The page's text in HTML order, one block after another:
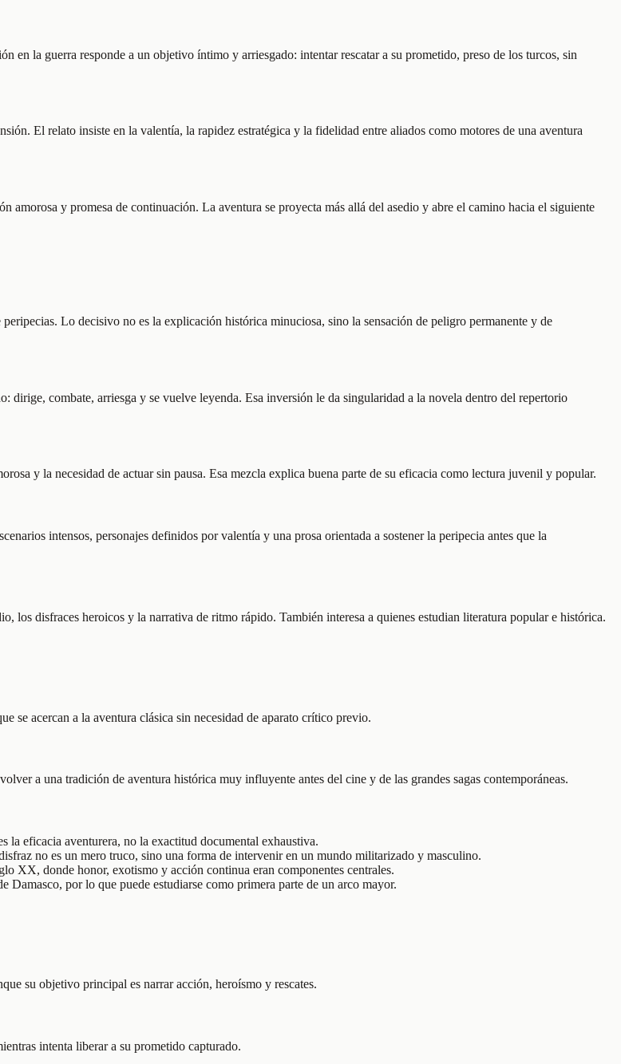
en la guerra responde a un objetivo íntimo y arriesgado: intentar rescatar a su prometido, preso de los turcos, sin
El relato insiste en la valentía, la rapidez estratégica y la fidelidad entre aliados como motores de una aventura
y promesa de continuación. La aventura se proyecta más allá del asedio y abre el camino hacia el siguiente
Lo decisivo no es la explicación histórica minuciosa, sino la sensación de peligro permanente y de
dirige, combate, arriesga y se vuelve leyenda. Esa inversión le da singularidad a la novela dentro del repertorio
y la necesidad de actuar sin pausa. Esa mezcla explica buena parte de su eficacia como lectura juvenil y popular.
intensos, personajes definidos por valentía y una prosa orientada a sostener la peripecia antes que la
los disfraces heroicos y la narrativa de ritmo rápido. También interesa a quienes estudian literatura popular e histórica.
se acercan a la aventura clásica sin necesidad de aparato crítico previo.
a una tradición de aventura histórica muy influyente antes del cine y de las grandes sagas contemporáneas.
la eficacia aventurera, no la exactitud documental exhaustiva.
no es un mero truco, sino una forma de intervenir en un mundo militarizado y masculino.
XX, donde honor, exotismo y acción continua eran componentes centrales.
por lo que puede estudiarse como primera parte de un arco mayor.
su objetivo principal es narrar acción, heroísmo y rescates.
intenta liberar a su prometido capturado.